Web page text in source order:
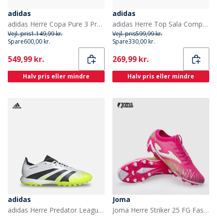
adidas
adidas Herre Copa Pure 3 Pro Black Pack FG Fast Underlag Fodboldstøvler Core Black/Core Black/Iron Metallic
Vejl. pris1.149,99 kr.
Spare600,00 kr.
Current
549,99 kr.
Halv pris eller mindre
adidas
adidas Herre Top Sala Competition 2 IN Indendørs Fodboldstøvler Cloud White/Lime Burst/Core Black
Vejl. pris599,99 kr.
Spare330,00 kr.
Current
269,99 kr.
Halv pris eller mindre
adidas
adidas Herre Predator League TF Astro Fodboldstøvler Cloud White/Core Black/Lucid Lemon
Joma
Joma Herre Striker 25 FG Fast Jord Fodboldstøvler Pink